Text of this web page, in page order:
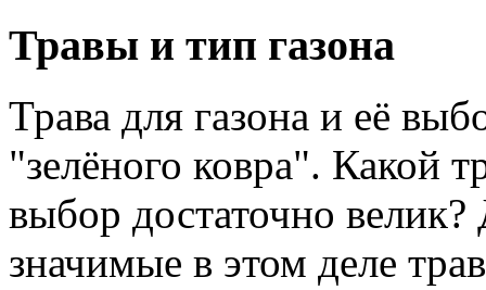
Травы и тип газона
Трава для газона и её
"зелёного ковра". Какой
выбор достаточно
значимые в этом деле